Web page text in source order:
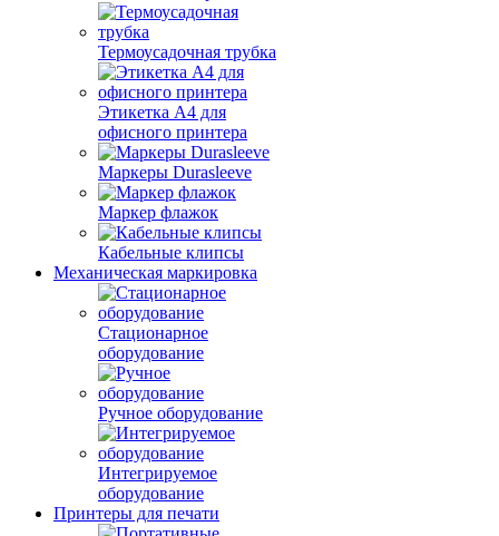
Термоусадочная трубка
Этикетка А4 для
офисного принтера
Маркеры Durasleeve
Маркер флажок
Кабельные клипсы
Механическая маркировка
Стационарное
оборудование
Ручное оборудование
Интегрируемое
оборудование
Принтеры для печати